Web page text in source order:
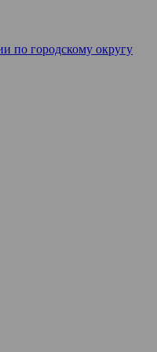
по городскому округу